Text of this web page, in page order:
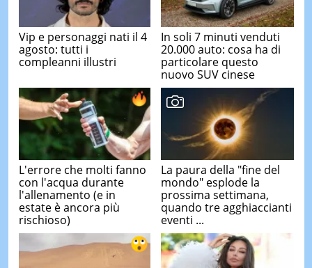
Vip e personaggi nati il 4
agosto: tutti i
compleanni illustri
In soli 7 minuti venduti
20.000 auto: cosa ha di
particolare questo
nuovo SUV cinese
L'errore che molti fanno
con l'acqua durante
l'allenamento (e in
estate è ancora più
rischioso)
La paura della "fine del
mondo" esplode la
prossima settimana,
quando tre agghiaccianti
eventi ...